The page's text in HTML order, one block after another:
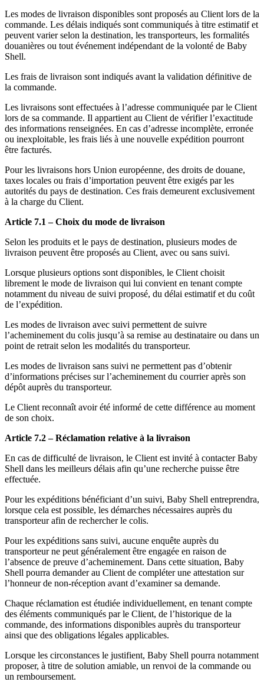
Les modes de livraison disponibles sont proposés au Client lors de la
commande. Les délais indiqués sont communiqués à titre estimatif et
peuvent varier selon la destination, les transporteurs, les formalités
douanières ou tout événement indépendant de la volonté de Baby
Shell.
Les frais de livraison sont indiqués avant la validation définitive de
la commande.
Les livraisons sont effectuées à l’adresse communiquée par le Client
lors de sa commande. Il appartient au Client de vérifier l’exactitude
des informations renseignées. En cas d’adresse incomplète, erronée
ou inexploitable, les frais liés à une nouvelle expédition pourront
être facturés.
Pour les livraisons hors Union européenne, des droits de douane,
taxes locales ou frais d’importation peuvent être exigés par les
autorités du pays de destination. Ces frais demeurent exclusivement
à la charge du Client.
Article 7.1 – Choix du mode de livraison
Selon les produits et le pays de destination, plusieurs modes de
livraison peuvent être proposés au Client, avec ou sans suivi.
Lorsque plusieurs options sont disponibles, le Client choisit
librement le mode de livraison qui lui convient en tenant compte
notamment du niveau de suivi proposé, du délai estimatif et du coût
de l’expédition.
Les modes de livraison avec suivi permettent de suivre
l’acheminement du colis jusqu’à sa remise au destinataire ou dans un
point de retrait selon les modalités du transporteur.
Les modes de livraison sans suivi ne permettent pas d’obtenir
d’informations précises sur l’acheminement du courrier après son
dépôt auprès du transporteur.
Le Client reconnaît avoir été informé de cette différence au moment
de son choix.
Article 7.2 – Réclamation relative à la livraison
En cas de difficulté de livraison, le Client est invité à contacter Baby
Shell dans les meilleurs délais afin qu’une recherche puisse être
effectuée.
Pour les expéditions bénéficiant d’un suivi, Baby Shell entreprendra,
lorsque cela est possible, les démarches nécessaires auprès du
transporteur afin de rechercher le colis.
Pour les expéditions sans suivi, aucune enquête auprès du
transporteur ne peut généralement être engagée en raison de
l’absence de preuve d’acheminement. Dans cette situation, Baby
Shell pourra demander au Client de compléter une attestation sur
l’honneur de non-réception avant d’examiner sa demande.
Chaque réclamation est étudiée individuellement, en tenant compte
des éléments communiqués par le Client, de l’historique de la
commande, des informations disponibles auprès du transporteur
ainsi que des obligations légales applicables.
Lorsque les circonstances le justifient, Baby Shell pourra notamment
proposer, à titre de solution amiable, un renvoi de la commande ou
un remboursement.